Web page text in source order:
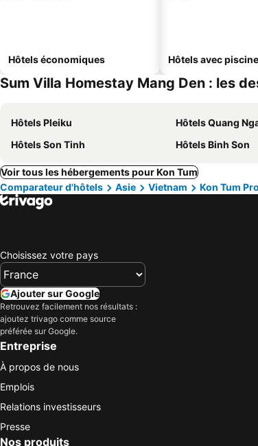
Hôtels économiques Hôtels avec piscine
Sum Villa Homestay Mang Den : les
Hôtels Pleiku Hôtels Quang
Hôtels Son Tinh
Hôtels Binh Son
Voir tous les hébergements pour Kon Tum
Comparateur d'hôtels
Asie Vietnam Kon Tum
Choisissez votre pays
Ajouter sur Google
Retrouvez facilement nos résultats :
ajoutez trivago comme source
préférée sur Google.
Entreprise
À propos de nous
Emplois
Relations investisseurs
Presse
Nos produits